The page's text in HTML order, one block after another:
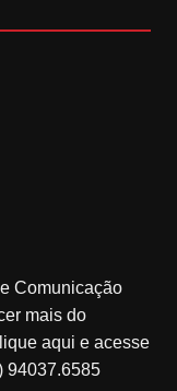
Comunicação
mais do
aqui e acesse
94037.6585